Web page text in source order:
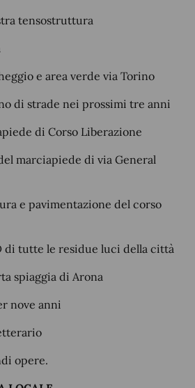
tensostruttura
e area verde via Torino
di strade nei prossimi tre anni
di Corso Liberazione
marciapiede di via General
e pavimentazione del corso
di tutte le residue luci della città
spiaggia di Arona
nove anni
opere.